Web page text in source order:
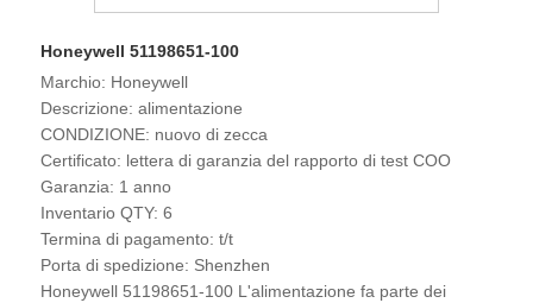
Honeywell 51198651-100
Marchio: Honeywell
Descrizione: alimentazione
CONDIZIONE: nuovo di zecca
Certificato: lettera di garanzia del rapporto di test COO
Garanzia: 1 anno
Inventario QTY: 6
Termina di pagamento: t/t
Porta di spedizione: Shenzhen
Honeywell 51198651-100 L'alimentazione fa parte dei